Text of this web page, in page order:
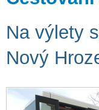
Na výlety
Nový